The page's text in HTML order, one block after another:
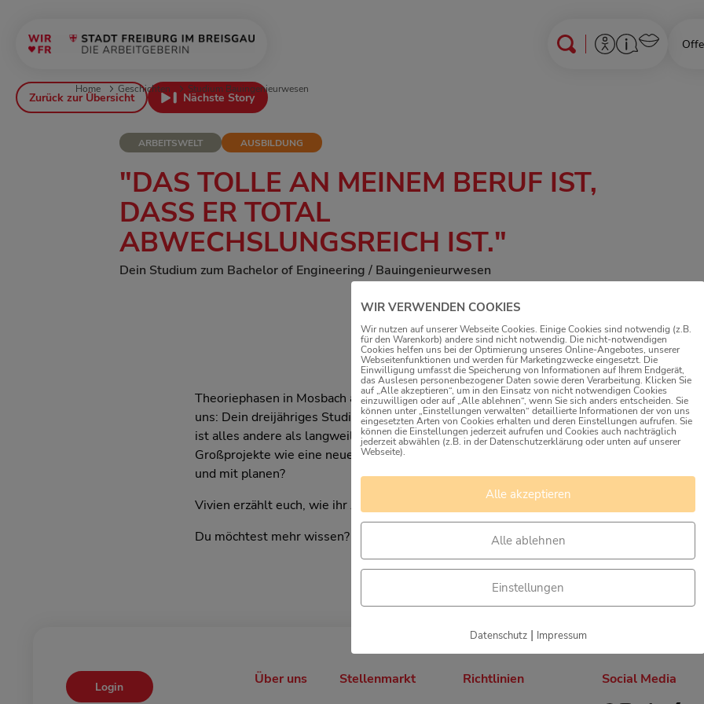
Home Geschichten Studium Bauingenieurwesen
Zurück zur Übersicht Nächste Story
ARBEITSWELT AUSBILDUNG
"DAS TOLLE AN MEINEM BERUF IST,
DASS ER TOTAL
ABWECHSLUNGSREICH IST."
Dein Studium zum Bachelor of Engineering / Bauingenieurwesen
Theoriephasen in Mosbach an der DHBW, die Praxis dann bei
uns: Dein dreijähriges Studium bei uns im Bereich Bauwesen
ist alles andere als langweilig. Wo sonst kann man
Großprojekte wie eine neue Straßenbahntrasse, begleiten
und mit planen?
Vivien erzählt euch, wie ihr Arbeitsalltag so aussieht.
Du möchtest mehr wissen?
findest Du alle Infos.
Login Über uns Stellenmarkt Richtlinien Social Media
WIR VERWENDEN COOKIES
Wir nutzen auf unserer Webseite Cookies. Einige Cookies sind notwendig (z.B.
für den Warenkorb) andere sind nicht notwendig. Die nicht-notwendigen
Cookies helfen uns bei der Optimierung unseres Online-Angebotes, unserer
Webseitenfunktionen und werden für Marketingzwecke eingesetzt. Die
Einwilligung umfasst die Speicherung von Informationen auf Ihrem Endgerät,
das Auslesen personenbezogener Daten sowie deren Verarbeitung. Klicken Sie
auf „Alle akzeptieren“, um in den Einsatz von nicht notwendigen Cookies
einzuwilligen oder auf „Alle ablehnen“, wenn Sie sich anders entscheiden. Sie
können unter „Einstellungen verwalten“ detaillierte Informationen der von uns
eingesetzten Arten von Cookies erhalten und deren Einstellungen aufrufen. Sie
können die Einstellungen jederzeit aufrufen und Cookies auch nachträglich
jederzeit abwählen (z.B. in der Datenschutzerklärung oder unten auf unserer
Webseite).
Alle akzeptieren
Alle ablehnen
Einstellungen
Datenschutz| Impressum